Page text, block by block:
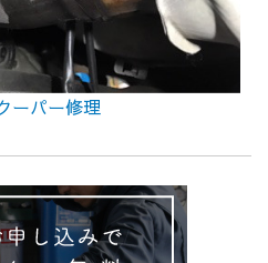
ーパー修理